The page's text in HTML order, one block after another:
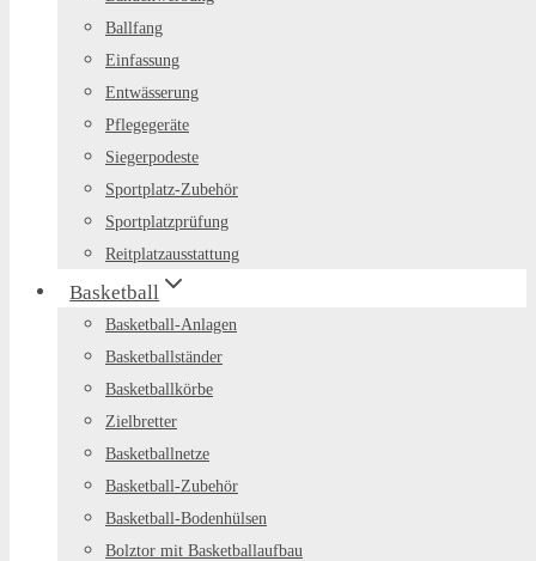
Ballfang
Einfassung
Entwässerung
Pflegegeräte
Siegerpodeste
Sportplatz-Zubehör
Sportplatzprüfung
Reitplatzausstattung
Basketball
Basketball-Anlagen
Basketballständer
Basketballkörbe
Zielbretter
Basketballnetze
Basketball-Zubehör
Basketball-Bodenhülsen
Bolztor mit Basketballaufbau